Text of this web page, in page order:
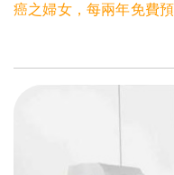
癌之婦女，每兩年免費